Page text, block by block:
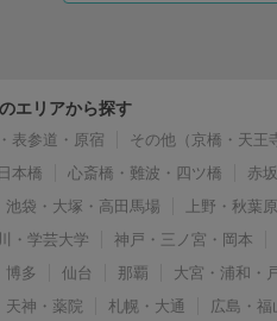
エリアから探す
表参道・原宿 その他（京橋・天王
本橋
心斎橋・難波・四ツ橋 赤
池袋・大塚・高田馬場 上野・秋葉
・学芸大学
神戸・三ノ宮・岡本
博多 仙台 那覇 大宮・浦和・
天神・薬院 札幌・大通 広島・